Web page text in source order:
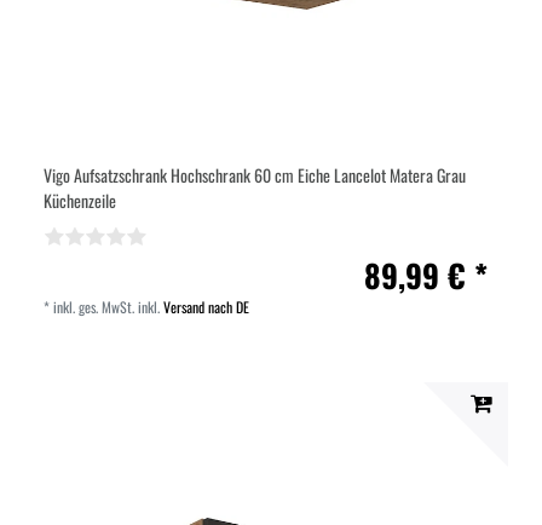
Vigo Aufsatzschrank Hochschrank 60 cm Eiche Lancelot Matera Grau
Küchenzeile
89,99 € *
*inkl. ges. MwSt.inkl.Versand nach DE